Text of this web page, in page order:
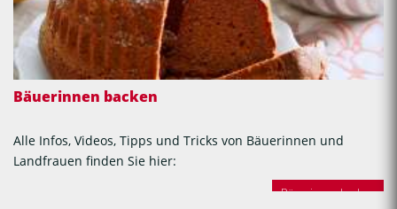
Bäuerinnen backen
Alle Infos, Videos, Tipps und Tricks von Bäuerinnen und
Landfrauen finden Sie hier:
Bäuerinnen backen